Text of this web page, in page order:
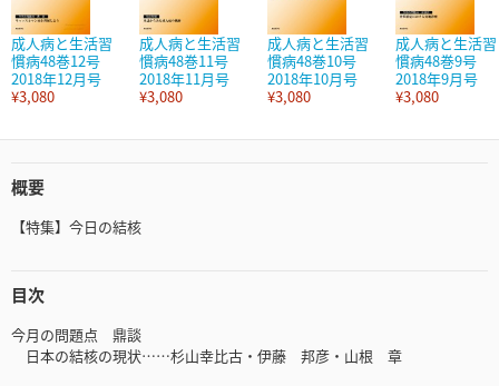
成人病と生活習
慣病48巻12号
2018年12月号
¥3,080
成人病と生活習
慣病48巻11号
2018年11月号
¥3,080
成人病と生活習
慣病48巻10号
2018年10月号
¥3,080
成人病と生活習
慣病48巻9号
2018年9月号
¥3,080
概要
【特集】今日の結核
目次
今月の問題点 鼎談
日本の結核の現状……杉山幸比古・伊藤 邦彦・山根 章